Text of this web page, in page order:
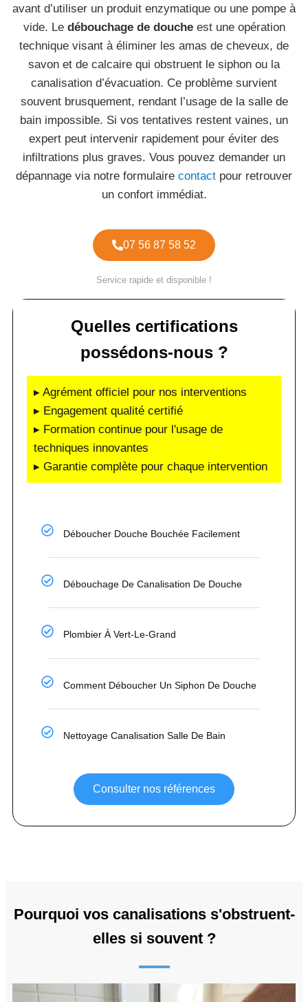
avant d’utiliser un produit enzymatique ou une pompe à
vide. Le débouchage de doucheest une opération
technique visant à éliminer les amas de cheveux, de
savon et de calcaire qui obstruent le siphon ou la
canalisation d’évacuation. Ce problème survient
souvent brusquement, rendant l’usage de la salle de
bain impossible. Si vos tentatives restent vaines, un
expert peut intervenir rapidement pour éviter des
infiltrations plus graves. Vous pouvez demander un
dépannage via notre formulaire contact pour retrouver
un confort immédiat.
07 56 87 58 52
Service rapide et disponible !
Quelles certifications
possédons-nous ?
▸ Agrément officiel pour nos interventions
▸ Engagement qualité certifié
▸ Formation continue pour l'usage de
techniques innovantes
▸ Garantie complète pour chaque intervention
Déboucher Douche Bouchée Facilement
Débouchage De Canalisation De Douche
Plombier À Vert-Le-Grand
Comment Déboucher Un Siphon De Douche
Nettoyage Canalisation Salle De Bain
Consulter nos références
Pourquoi vos canalisations s'obstruent-
elles si souvent ?